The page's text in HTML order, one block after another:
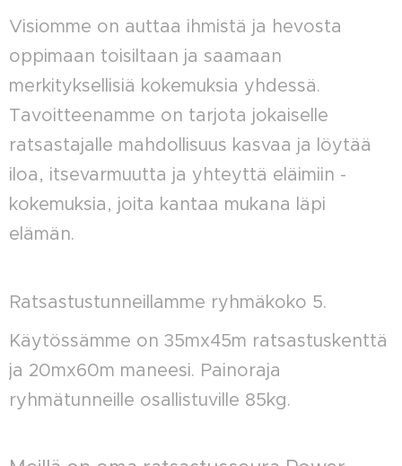
Visiomme on auttaa ihmistä ja hevosta
oppimaan toisiltaan ja saamaan
merkityksellisiä kokemuksia yhdessä.
Tavoitteenamme on tarjota jokaiselle
ratsastajalle mahdollisuus kasvaa ja löytää
iloa, itsevarmuutta ja yhteyttä eläimiin -
kokemuksia, joita kantaa mukana läpi
elämän.
Ratsastustunneillamme ryhmäkoko 5.
Käytössämme on 35mx45m ratsastuskenttä
ja 20mx60m maneesi. Painoraja
ryhmätunneille osallistuville 85kg.